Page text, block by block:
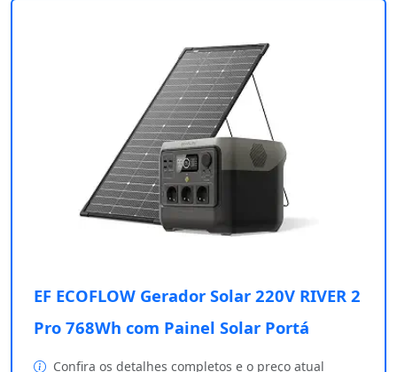
EF ECOFLOW Gerador Solar 220V RIVER 2
Pro 768Wh com Painel Solar Portá
Confira os detalhes completos e o preço atual